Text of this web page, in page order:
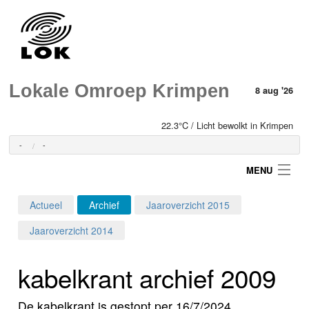
Lokale Omroep Krimpen 8 aug '26
22.3°C / Licht bewolkt in Krimpen
- -
MENU
Programma's
Actueel Archief
Jaaroverzicht 2015
Jaaroverzicht 2014
kabelkrant archief 2009